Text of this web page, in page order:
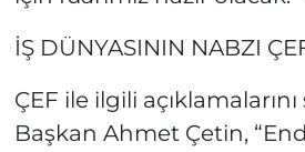
İŞ DÜNYASININ NABZI
ÇEF ile ilgili
Başkan Ahmet Çetin,